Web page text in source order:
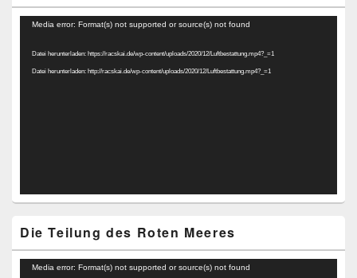
Video-
Media error: Format(s) not supported or source(s) not found
Datei herunterladen: https://racskai.de/wp-content/uploads/2020/12/Luftbestattung.mp4?_=1
Datei herunterladen: http://racskai.de/wp-content/uploads/2020/12/Luftbestattung.mp4?_=1
Die Teilung des Roten Meeres
Video-
Media error: Format(s) not supported or source(s) not found